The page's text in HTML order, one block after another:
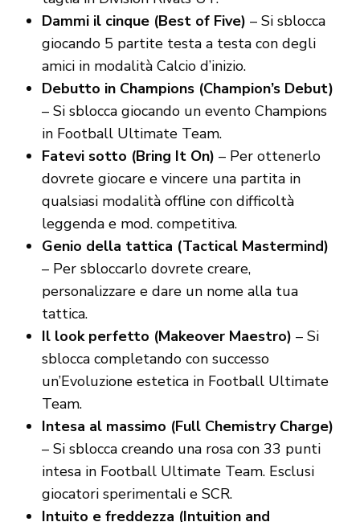
Dammi il cinque (Best of Five) – Si sblocca
giocando 5 partite testa a testa con degli
amici in modalità Calcio d’inizio.
Debutto in Champions (Champion’s Debut)
– Si sblocca giocando un evento Champions
in Football Ultimate Team.
Fatevi sotto (Bring It On) – Per ottenerlo
dovrete giocare e vincere una partita in
qualsiasi modalità offline con difficoltà
leggenda e mod. competitiva.
Genio della tattica (Tactical Mastermind)
– Per sbloccarlo dovrete creare,
personalizzare e dare un nome alla tua
tattica.
Il look perfetto (Makeover Maestro) – Si
sblocca completando con successo
un’Evoluzione estetica in Football Ultimate
Team.
Intesa al massimo (Full Chemistry Charge)
– Si sblocca creando una rosa con 33 punti
intesa in Football Ultimate Team. Esclusi
giocatori sperimentali e SCR.
Intuito e freddezza (Intuition and